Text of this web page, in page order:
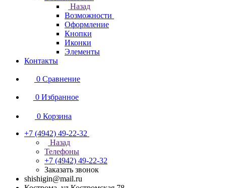
Назад
Возможности
Оформление
Кнопки
Иконки
Элементы
Контакты
0 Сравнение
0 Избранное
0 Корзина
+7 (4942) 49-22-32
Назад
Телефоны
+7 (4942) 49-22-32
Заказать звонок
shishigin@mail.ru